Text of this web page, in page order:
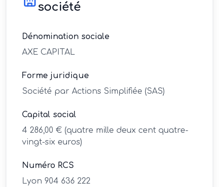
société
Dénomination sociale
AXE CAPITAL
Forme juridique
Société par Actions Simplifiée (SAS)
Capital social
4 286,00 € (quatre mille deux cent quatre-
vingt-six euros)
Numéro RCS
Lyon 904 636 222